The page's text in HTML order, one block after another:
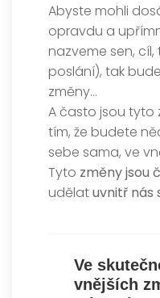
Abyste mohli
opravdu a
nazveme sen,
poslání), tak
změny…
A často jsou tyto
tím, že budete
sebe sama, ve
Tyto změny jsou
udělatuvnitř nás
Ve
vnějších